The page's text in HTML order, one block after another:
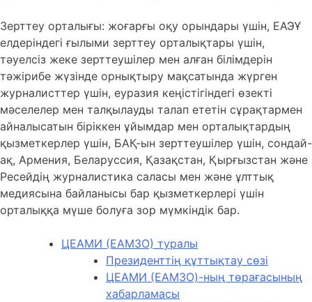
Зерттеу орталығы: жоғарғы оқу орындары үшін, ЕАЭҰ
елдеріндегі ғылыми зерттеу орталықтары үшін,
тәуелсіз жеке зерттеушілер мен алған білімдерін
тәжірибе жүзінде орнықтыру мақсатында жүрген
журналисттер үшін, еуразия кеңістігіндегі өзекті
мәселелер мен талқылауды талап ететін сұрақтармен
айналысатын біріккен ұйымдар мен орталықтардың
қызметкерлер үшін, БАҚ-ын зерттеушілер үшін, сондай-
ақ, Армения, Беларуссия, Қазақстан, Қырғызстан және
Ресейдің журналистика саласы мен және ұлттық
медиясына байланысы бар қызметкерлері үшін
орталыққа мүше болуға зор мүмкіндік бар.
ЦЕАМИ (ЕАМЗО) туралы
Президенттің құттықтау сөзі
ЦЕАМИ (ЕАМЗО)-ның төрағасының
хабарламасы